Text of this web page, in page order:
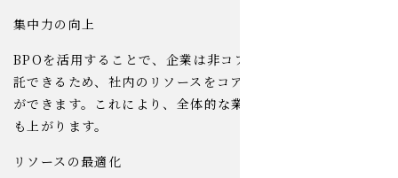
集中力の向上
BPOを活用することで、企業は非コア業務を専門業者に委
託できるため、社内のリソースをコア業務に集中させること
ができます。これにより、全体的な業務効率が向上し、成果
も上がります。
リソースの最適化